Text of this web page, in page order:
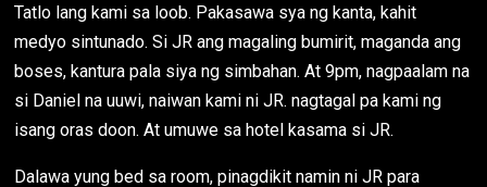
Tatlo lang kami sa loob. Pakasawa sya ng kanta, kahit
medyo sintunado. Si JR ang magaling bumirit, maganda ang
boses, kantura pala siya ng simbahan. At 9pm, nagpaalam na
si Daniel na uuwi, naiwan kami ni JR. nagtagal pa kami ng
isang oras doon. At umuwe sa hotel kasama si JR.
Dalawa yung bed sa room, pinagdikit namin ni JR para